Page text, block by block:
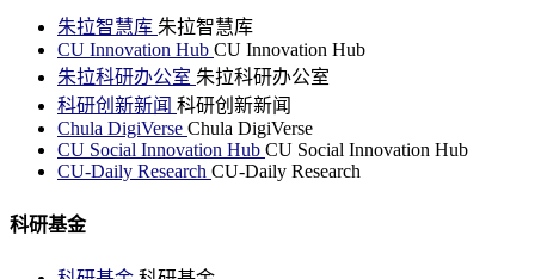
朱拉智慧库 朱拉智慧库
CU Innovation Hub CU Innovation Hub
朱拉科研办公室 朱拉科研办公室
科研创新新闻 科研创新新闻
Chula DigiVerse Chula DigiVerse
CU Social Innovation Hub CU Social Innovation Hub
CU-Daily Research CU-Daily Research
科研基金